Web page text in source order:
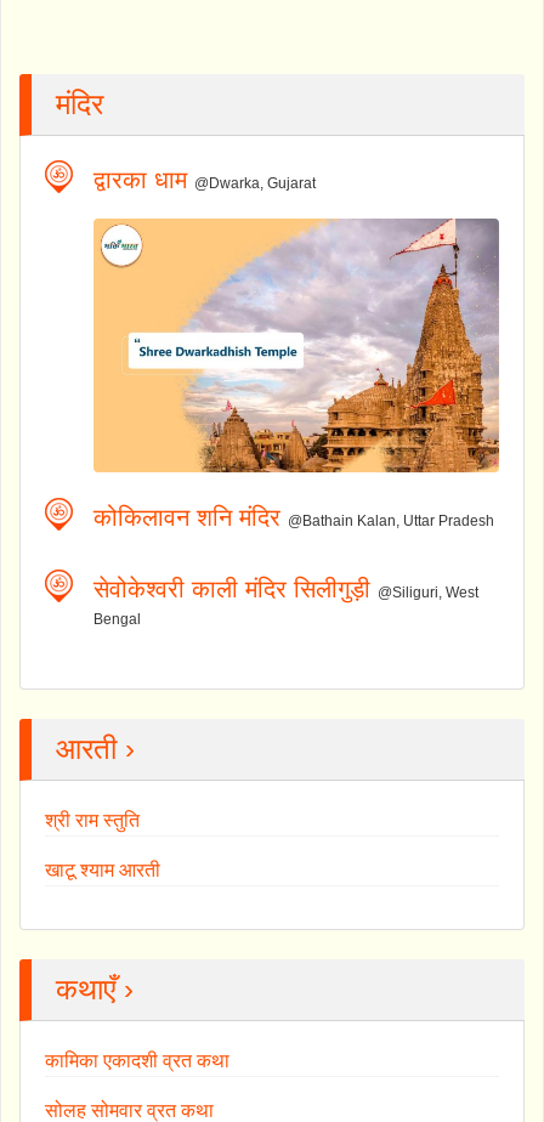
मंदिर
द्वारका धाम @Dwarka, Gujarat
कोकिलावन शनि मंदिर @Bathain Kalan, Uttar Pradesh
सेवोकेश्वरी काली मंदिर सिलीगुड़ी @Siliguri, West
Bengal
आरती ›
श्री राम स्तुति
खाटू श्याम आरती
कथाएँ ›
कामिका एकादशी व्रत कथा
सोलह सोमवार व्रत कथा